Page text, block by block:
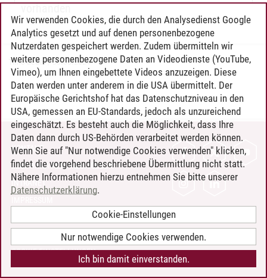
vorhanden
Timo Leder/30.06.2024
KONTAKT
LEUPHANA ALS ARBEITGEBER
INTRANET
BARRIEREFREIHEIT
COOKIE-EINSTELLUNGEN
Wir verwenden Cookies, die durch den Analysedienst Google
Analytics gesetzt und auf denen personenbezogene
Nutzerdaten gespeichert werden. Zudem übermitteln wir
weitere personenbezogene Daten an Videodienste (YouTube,
Vimeo), um Ihnen eingebettete Videos anzuzeigen. Diese
Daten werden unter anderem in die USA übermittelt. Der
Europäische Gerichtshof hat das Datenschutzniveau in den
USA, gemessen an EU-Standards, jedoch als unzureichend
eingeschätzt. Es besteht auch die Möglichkeit, dass Ihre
Daten dann durch US-Behörden verarbeitet werden können.
Wenn Sie auf "Nur notwendige Cookies verwenden" klicken,
findet die vorgehend beschriebene Übermittlung nicht statt.
Nähere Informationen hierzu entnehmen Sie bitte unserer
Datenschutzerklärung.
Cookie-Einstellungen
Nur notwendige Cookies verwenden.
Ich bin damit einverstanden.